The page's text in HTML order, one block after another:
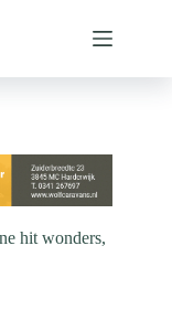
hit wonders,